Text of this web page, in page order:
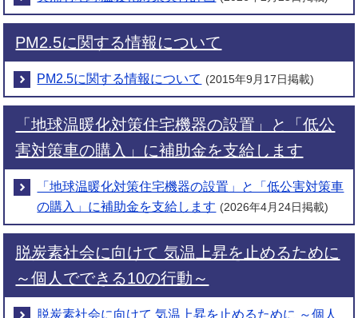
PM2.5に関する情報について
PM2.5に関する情報について (2015年9月17日掲載)
「地球温暖化対策住宅機器の設置」と「低公
害対策車の購入」に補助金を支給します
「地球温暖化対策住宅機器の設置」と「低公害対策車
の購入」に補助金を支給します (2026年4月24日掲載)
脱炭素社会に向けて 気温上昇を止めるために
～個人でできる10の行動～
脱炭素社会に向けて 気温上昇を止めるために ～個人